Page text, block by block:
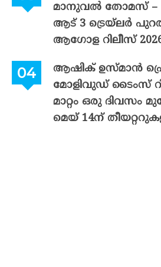
മാനുവൽ തോമസ് –
ആട് 3 ട്രെയ്‌ലർ
ആഗോള റിലീസ് 2026
ആഷിക് ഉസ്മാൻ
മോളിവുഡ് ടൈംസ്
മാറ്റം ഒരു ദിവസം
മെയ് 14ന്